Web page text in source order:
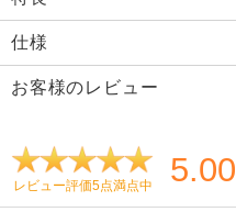
仕様
お客様のレビュー
レビュー評価5点満点中 5.00